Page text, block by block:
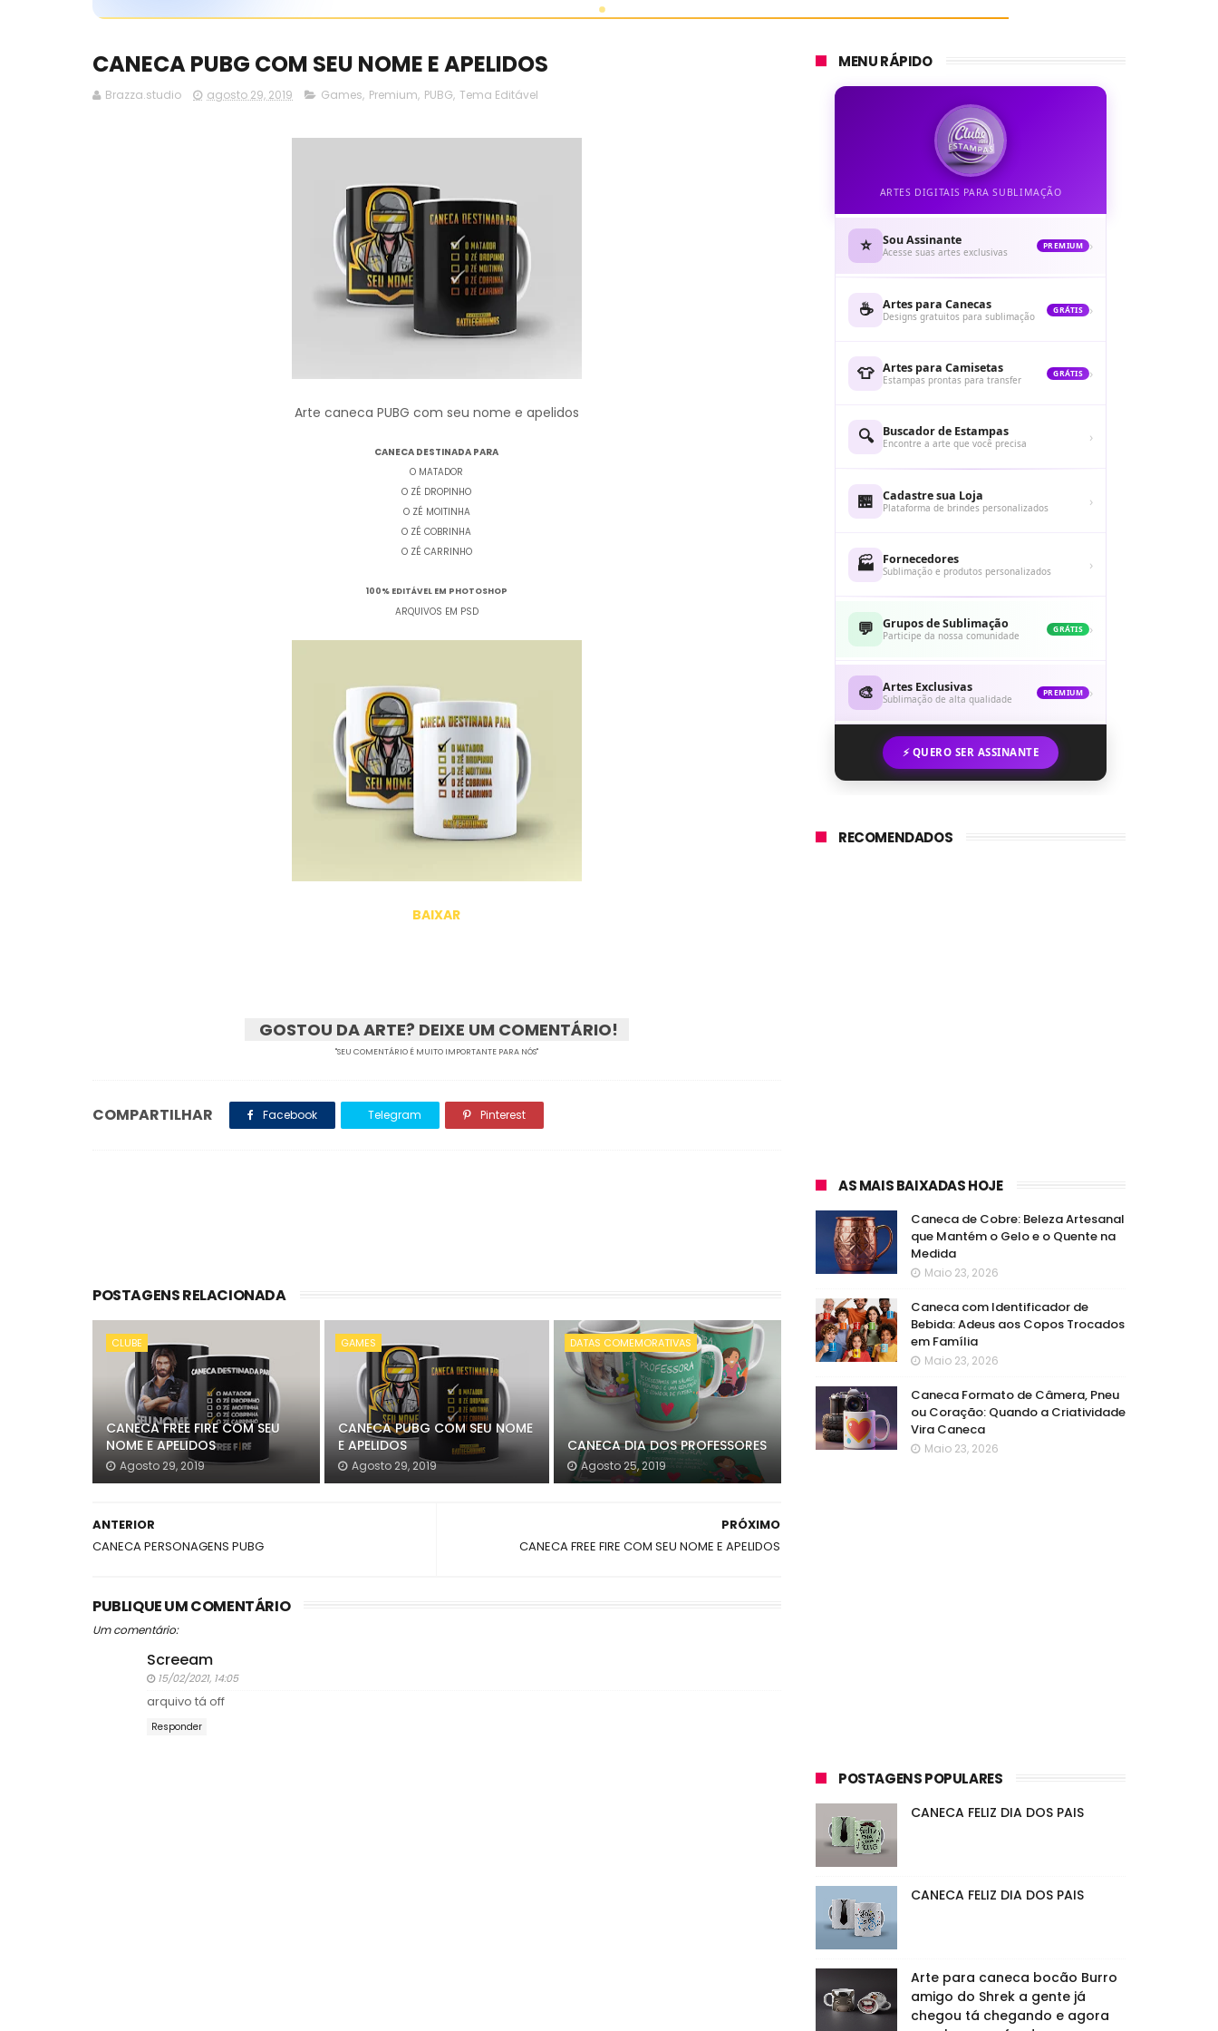
CANECA PUBG COM SEU NOME E APELIDOS
Brazza.studio agosto 29, 2019 Games, Premium, PUBG, Tema Editável
Arte caneca PUBG com seu nome e apelidos
CANECA DESTINADA PARA
O MATADOR
O ZÉ DROPINHO
O ZÉ MOITINHA
O ZÉ COBRINHA
O ZÉ CARRINHO
100% EDITÁVEL EM PHOTOSHOP
ARQUIVOS EM PSD
BAIXAR
GOSTOU DA ARTE? DEIXE UM COMENTÁRIO!
"SEU COMENTÁRIO É MUITO IMPORTANTE PARA NÓS"
COMPARTILHAR Facebook Telegram Pinterest
POSTAGENS RELACIONADA
CLUBE
CANECA FREE FIRE COM SEU
NOME E APELIDOS
Agosto 29, 2019
GAMES
CANECA PUBG COM SEU NOME
E APELIDOS
Agosto 29, 2019
DATAS COMEMORATIVAS
CANECA DIA DOS PROFESSORES
Agosto 25, 2019
PRÓXIMO
CANECA FREE FIRE COM SEU NOME E APELIDOS
ANTERIOR
CANECA PERSONAGENS PUBG
PUBLIQUE UM COMENTÁRIO
Um comentário:
Screeam
15/02/2021, 14:05
arquivo tá off
Responder
MENU RÁPIDO
ARTES DIGITAIS PARA SUBLIMAÇÃO
⭐ Sou Assinante
Acesse suas artes exclusivas
PREMIUM ›
☕ Artes para Canecas
Designs gratuitos para sublimação
GRÁTIS ›
👕 Artes para Camisetas
Estampas prontas para transfer
GRÁTIS ›
🔍 Buscador de Estampas
Encontre a arte que você precisa ›
🏪 Cadastre sua Loja
Plataforma de brindes personalizados ›
🏭 Fornecedores
Sublimação e produtos personalizados ›
💬 Grupos de Sublimação
Participe da nossa comunidade
GRÁTIS ›
🎨 Artes Exclusivas
Sublimação de alta qualidade
PREMIUM ›
⚡ QUERO SER ASSINANTE
RECOMENDADOS
AS MAIS BAIXADAS HOJE
Caneca de Cobre: Beleza Artesanal
que Mantém o Gelo e o Quente na
Medida
Maio 23, 2026
Caneca com Identificador de
Bebida: Adeus aos Copos Trocados
em Família
Maio 23, 2026
Caneca Formato de Câmera, Pneu
ou Coração: Quando a Criatividade
Vira Caneca
Maio 23, 2026
POSTAGENS POPULARES
CANECA FELIZ DIA DOS PAIS
CANECA FELIZ DIA DOS PAIS
Arte para caneca bocão Burro
amigo do Shrek a gente já
chegou tá chegando e agora